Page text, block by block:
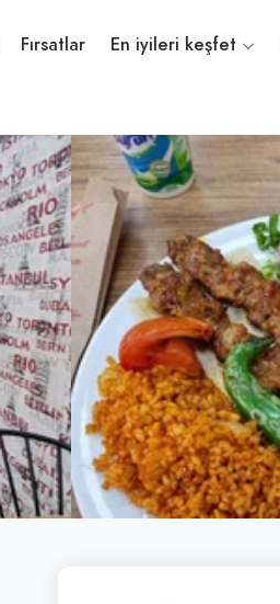
Fırsatlar En iyileri keşfet